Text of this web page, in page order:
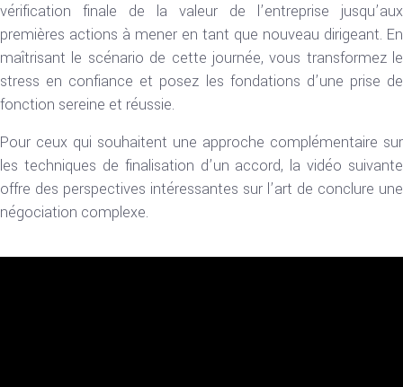
vérification finale de la valeur de l’entreprise jusqu’aux
premières actions à mener en tant que nouveau dirigeant. En
maîtrisant le scénario de cette journée, vous transformez le
stress en confiance et posez les fondations d’une prise de
fonction sereine et réussie.
Pour ceux qui souhaitent une approche complémentaire sur
les techniques de finalisation d’un accord, la vidéo suivante
offre des perspectives intéressantes sur l’art de conclure une
négociation complexe.